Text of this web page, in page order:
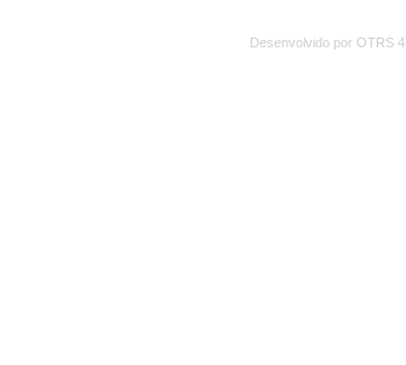
Desenvolvido por OTRS 4